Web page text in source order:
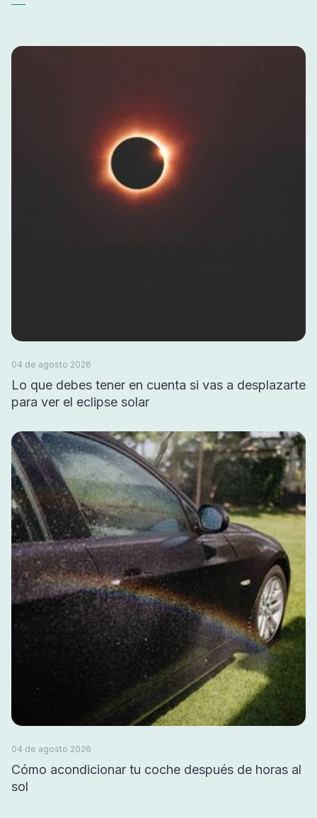
04 de agosto 2026
Lo que debes tener en cuenta si vas a desplazarte
para ver el eclipse solar
04 de agosto 2026
Cómo acondicionar tu coche después de horas al
sol